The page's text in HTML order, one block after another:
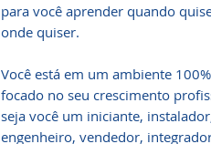
para você aprender quando
onde quiser.
Você está em um ambiente 100%
focado no seu crescimento
seja você um iniciante,
engenheiro, vendedor,